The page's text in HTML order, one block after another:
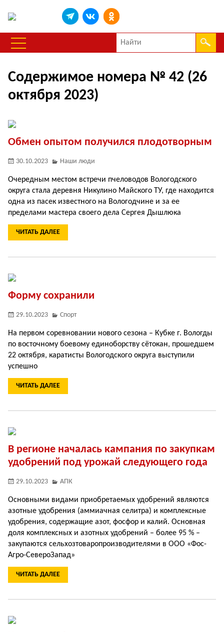
Содержимое номера № 42 (26
октября 2023)
Обмен опытом получился плодотворным
30.10.2023 Наши люди
Очередным местом встречи пчеловодов Вологодского
округа стала деревня Никулино Майского ТУ, где находится
одна из пасек известного на Вологодчине и за ее
пределами мастера своего дела Сергея Дышлюка
ЧИТАТЬ ДАЛЕЕ
Форму сохранили
29.10.2023 Спорт
На первом соревновании нового сезона – Кубке г. Вологды
по восточному боевому единоборству сётокан, прошедшем
22 октября, каратисты Вологодского округа выступили
успешно
ЧИТАТЬ ДАЛЕЕ
В регионе началась кампания по закупкам
удобрений под урожай следующего года
29.10.2023 АПК
Основными видами приобретаемых удобрений являются
азотные удобрения (аммиачная селитра) и комплексные
удобрения, содержащие азот, фосфор и калий. Основная
доля комплексных и азотных удобрений – более 95 % –
закупаются сельхозтоваропроизводителями в ООО «Фос­
Агро-СевероЗапад»
ЧИТАТЬ ДАЛЕЕ